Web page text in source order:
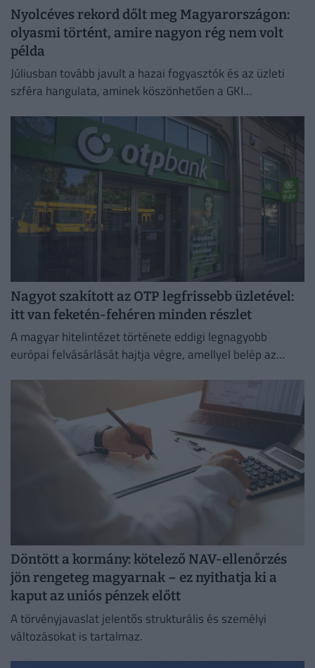
Nyolcéves rekord dőlt meg Magyarországon:
olyasmi történt, amire nagyon rég nem volt
példa
Júliusban tovább javult a hazai fogyasztók és az üzleti
szféra hangulata, aminek köszönhetően a GKI
Nagyot szakított az OTP legfrissebb üzletével:
itt van feketén-fehéren minden részlet
A magyar hitelintézet története eddigi legnagyobb
európai felvásárlását hajtja végre, amellyel belép az
Döntött a kormány: kötelező NAV-ellenőrzés
jön rengeteg magyarnak – ez nyithatja ki a
kaput az uniós pénzek előtt
A törvényjavaslat jelentős strukturális és személyi
változásokat is tartalmaz.